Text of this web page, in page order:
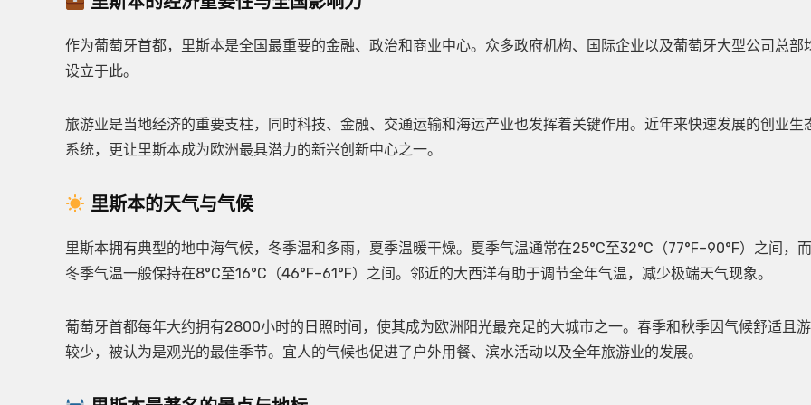
作为葡萄牙首都，里斯本是全国最重要的金融、政治和商业中心。众多政府机构、国际企业以及葡萄牙大型公司总部
设立于此。
旅游业是当地经济的重要支柱，同时科技、金融、交通运输和海运产业也发挥着关键作用。近年来快速发展的创业生
系统，更让里斯本成为欧洲最具潜力的新兴创新中心之一。
里斯本的天气与气候
里斯本拥有典型的地中海气候，冬季温和多雨，夏季温暖干燥。夏季气温通常在25°C至32°C（77°F–90°F）之间，而
冬季气温一般保持在8°C至16°C（46°F–61°F）之间。邻近的大西洋有助于调节全年气温，减少极端天气现象。
葡萄牙首都每年大约拥有2800小时的日照时间，使其成为欧洲阳光最充足的大城市之一。春季和秋季因气候舒适且
较少，被认为是观光的最佳季节。宜人的气候也促进了户外用餐、滨水活动以及全年旅游业的发展。